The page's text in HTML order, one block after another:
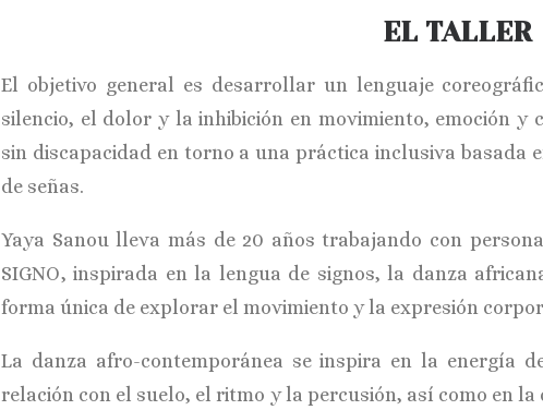
EL TALLER
El objetivo general es desarrollar un lenguaje
silencio, el dolor y la inhibición en movimiento, emoción y
sin discapacidad en torno a una práctica inclusiva basada
de señas.
Yaya Sanou lleva más de 20 años trabajando con
SIGNO, inspirada en la lengua de signos, la danza
forma única de explorar el movimiento y la expresión
La danza afro-contemporánea se inspira en la energía
relación con el suelo, el ritmo y la percusión, así como en la